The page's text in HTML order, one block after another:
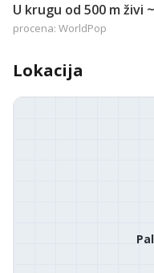
U krugu od 500 m živi
procena: WorldPop
Lokacija